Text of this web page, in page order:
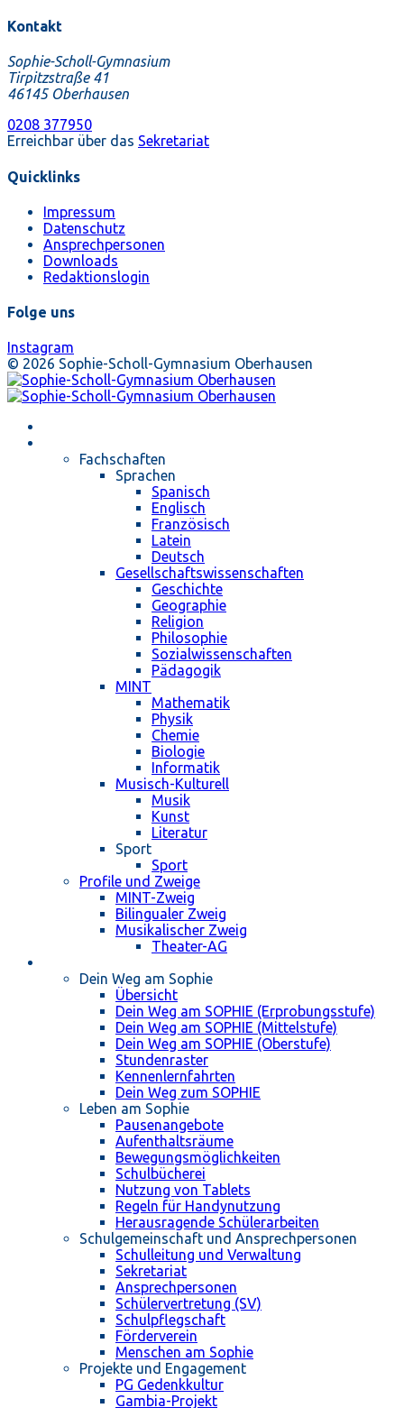
Kontakt
Sophie-Scholl-Gymnasium
Tirpitzstraße 41
46145 Oberhausen
0208 377950
Erreichbar über das Sekretariat
Quicklinks
Impressum
Datenschutz
Ansprechpersonen
Downloads
Redaktionslogin
Folge uns
Instagram
© 2026 Sophie-Scholl-Gymnasium Oberhausen
Fachschaften
Sprachen
Spanisch
Englisch
Französisch
Latein
Deutsch
Gesellschaftswissenschaften
Geschichte
Geographie
Religion
Philosophie
Sozialwissenschaften
Pädagogik
MINT
Mathematik
Physik
Chemie
Biologie
Informatik
Musisch-Kulturell
Musik
Kunst
Literatur
Sport
Sport
Profile und Zweige
MINT-Zweig
Bilingualer Zweig
Musikalischer Zweig
Theater-AG
Dein Weg am Sophie
Übersicht
Dein Weg am SOPHIE (Erprobungsstufe)
Dein Weg am SOPHIE (Mittelstufe)
Dein Weg am SOPHIE (Oberstufe)
Stundenraster
Kennenlernfahrten
Dein Weg zum SOPHIE
Leben am Sophie
Pausenangebote
Aufenthaltsräume
Bewegungsmöglichkeiten
Schulbücherei
Nutzung von Tablets
Regeln für Handynutzung
Herausragende Schülerarbeiten
Schulgemeinschaft und Ansprechpersonen
Schulleitung und Verwaltung
Sekretariat
Ansprechpersonen
Schülervertretung (SV)
Schulpflegschaft
Förderverein
Menschen am Sophie
Projekte und Engagement
PG Gedenkkultur
Gambia-Projekt